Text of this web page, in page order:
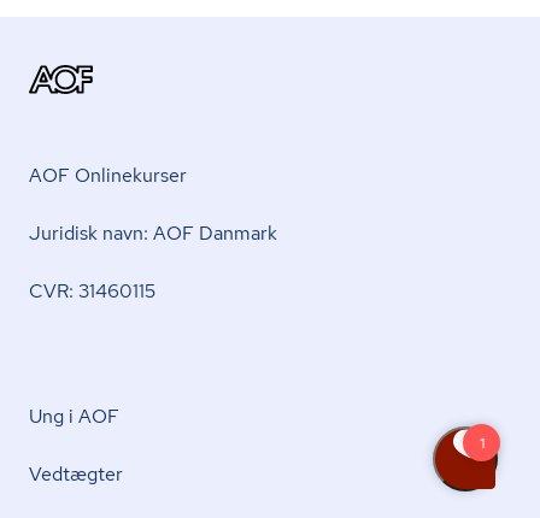
AOF Onlinekurser
Juridisk navn: AOF Danmark
CVR: 31460115
Ung i AOF
Vedtægter